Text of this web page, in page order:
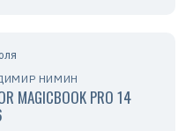
НИМИН
MAGICBOOK PRO 14